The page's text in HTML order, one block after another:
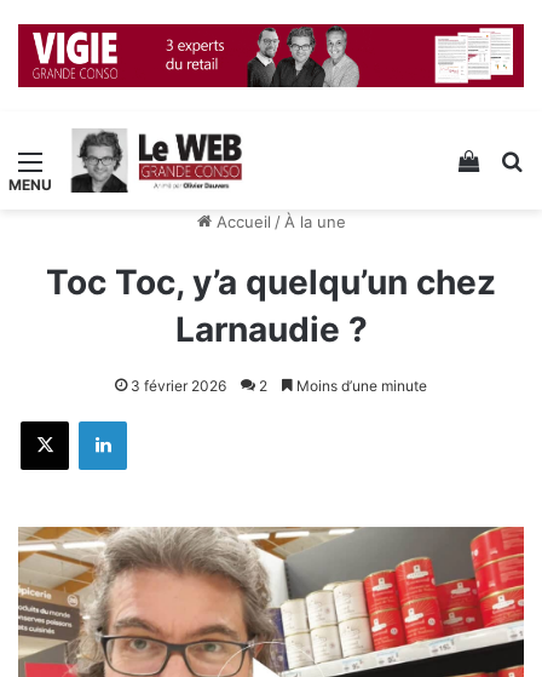
Menu Voir
Accueil / À la une
Toc Toc, y’a quelqu’un chez
Larnaudie ?
3 février 2026 2 Moins d’une minute
X Linkedin